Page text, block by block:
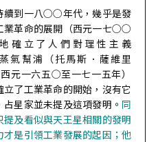
續到一八○○年代，幾乎是發
業革命的展開（西元一七○○
確立了人們對理性主義
蒸氣幫浦
（托馬斯．薩維里
元一六五○至一七一五年）
了工業革命的開始，沒有它
星家並未提及這項發明。 同
及看似與天王星相關的發明
是引領工業發展的起因；他